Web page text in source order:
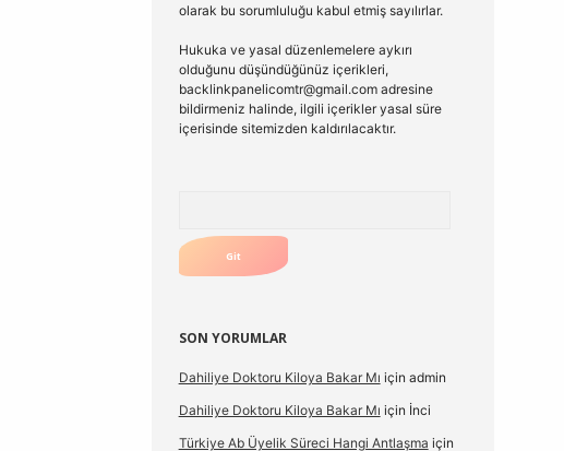
olarak bu sorumluluğu kabul etmiş sayılırlar.
Hukuka ve yasal düzenlemelere aykırı
olduğunu düşündüğünüz içerikleri,
backlinkpanelicomtr@gmail.comadresine
bildirmeniz halinde, ilgili içerikler yasal süre
içerisinde sitemizden kaldırılacaktır.
SON YORUMLAR
Dahiliye Doktoru Kiloya Bakar Mı için admin
Dahiliye Doktoru Kiloya Bakar Mı için İnci
Türkiye Ab Üyelik Süreci Hangi Antlaşma için